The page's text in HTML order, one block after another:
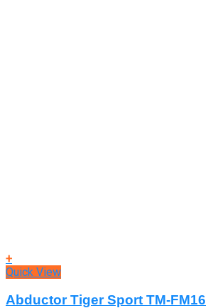
+
Quick View
Abductor Tiger Sport TM-FM16